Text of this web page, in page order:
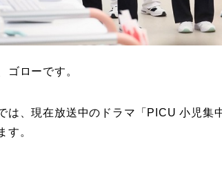
ゴローです。
は、現在放送中のドラマ「PICU 小児集
す。